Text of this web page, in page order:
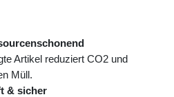
Artikel reduziert CO2 und
Müll.
& sicher